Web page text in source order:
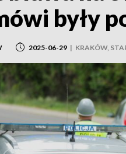
były
2025-06-29 | KRAKÓW,